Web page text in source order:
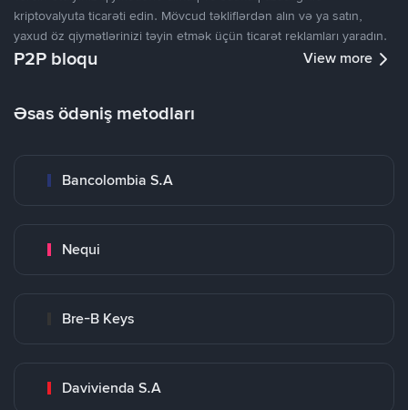
kriptovalyuta ticarəti edin. Mövcud təkliflərdən alın və ya satın,
yaxud öz qiymətlərinizi təyin etmək üçün ticarət reklamları yaradın.
P2P bloqu View more
Əsas ödəniş metodları
Bancolombia S.A
Nequi
Bre-B Keys
Davivienda S.A